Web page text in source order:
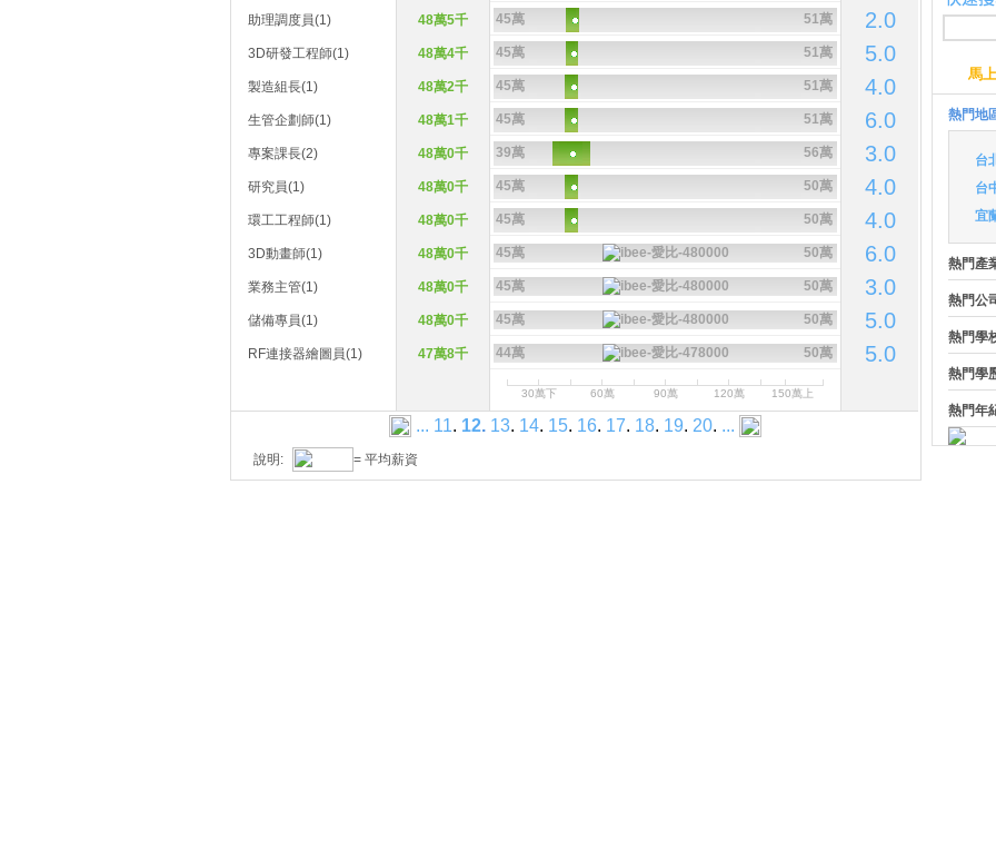
助理調度員(1) 48萬5千 45萬 51萬 2.0
3D研發工程師(1) 48萬4千 45萬 51萬 5.0
製造組長(1) 48萬2千 45萬 51萬 4.0
生管企劃師(1) 48萬1千 45萬 51萬 6.0
專案課長(2) 48萬0千 39萬 56萬 3.0
研究員(1) 48萬0千 45萬 50萬 4.0
環工工程師(1) 48萬0千 45萬 50萬 4.0
3D動畫師(1) 48萬0千 45萬 50萬 6.0
業務主管(1) 48萬0千 45萬 50萬 3.0
儲備專員(1) 48萬0千 45萬 50萬 5.0
RF連接器繪圖員(1) 47萬8千 44萬 50萬 5.0
30萬下 60萬 90萬 120萬 150萬上
... 11. 12. 13. 14. 15. 16. 17. 18. 19. 20. ...
說明: = 平均薪資
馬
熱門地
台
台
宜
熱門產
熱門公
熱門學
熱門學
熱門年